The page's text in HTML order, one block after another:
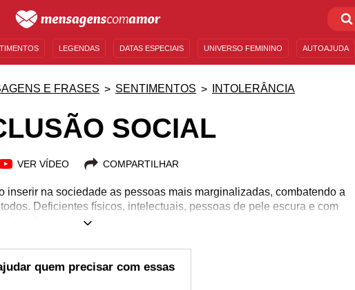
LEGENDAS DATAS ESPECIAIS UNIVERSO FEMININO AUTOAJUDA
E FRASES SENTIMENTOS INTOLERÂNCIA
SOCIAL
VER VÍDEO COMPARTILHAR
inserir na sociedade as pessoas mais marginalizadas, combatendo a
Deficientes físicos, intelectuais, pessoas de pele escura e com
"padrão" sofrem todos os dias com a desigualdade pelo simples fato de
Confira nossas mensagens sobre inclusão social, absorva alguns
amigos para que cada vez mais pessoas se tornem conscientes da
quem precisar com essas